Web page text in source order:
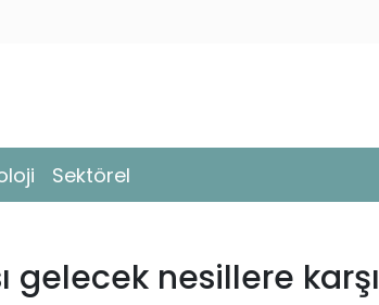
Sektörel
gelecek nesillere karşı